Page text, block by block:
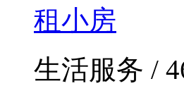
租小房
生活服务 /